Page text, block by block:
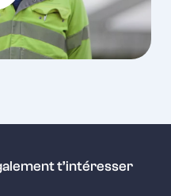
t’intéresser